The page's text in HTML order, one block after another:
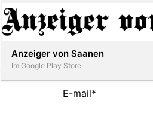
Abonnieren
E-mail*
Anzeiger von Saanen
Im Google Play Store